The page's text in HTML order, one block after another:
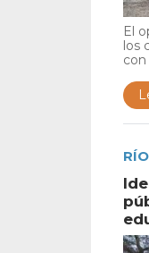
El
los
con